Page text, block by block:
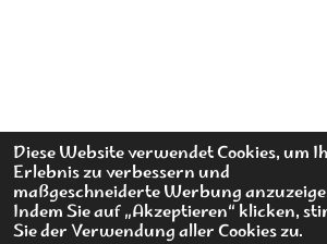
Diese Website verwendet Cookies, um
Erlebnis zu verbessern und
maßgeschneiderte Werbung
Indem Sie auf „Akzeptieren“ klicken,
Sie der Verwendung aller Cookies zu.